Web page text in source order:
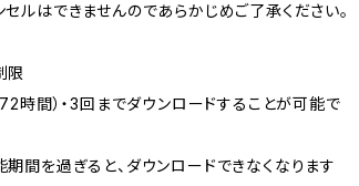
ルはできませんのであらかじめご了承ください。
限
時間）・3回までダウンロードすることが可能で
間を過ぎると、ダウンロードできなくなります